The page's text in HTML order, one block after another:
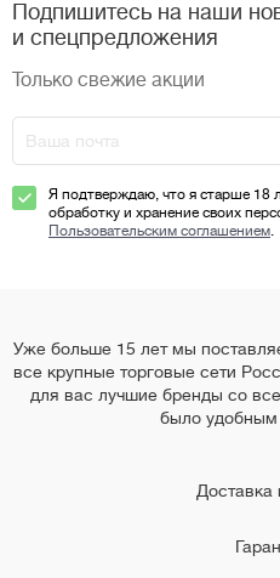
Подпишитесь на наши
и спецпредложения
Только свежие акции
Я подтверждаю, что я старше 18
обработку и хранение своих
Пользовательским соглашением.
Уже больше 15 лет мы
все крупные торговые сети
для вас лучшие бренды со
было удобным
Доставка